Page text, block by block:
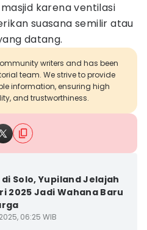
karena ventilasi
suasana semilir atau
datang.
writers and has been
team. We strive to provide
information, ensuring high
and trustworthiness.
di Solo, Yupiland Jelajah
2025 Jadi Wahana Baru
06:25 WIB